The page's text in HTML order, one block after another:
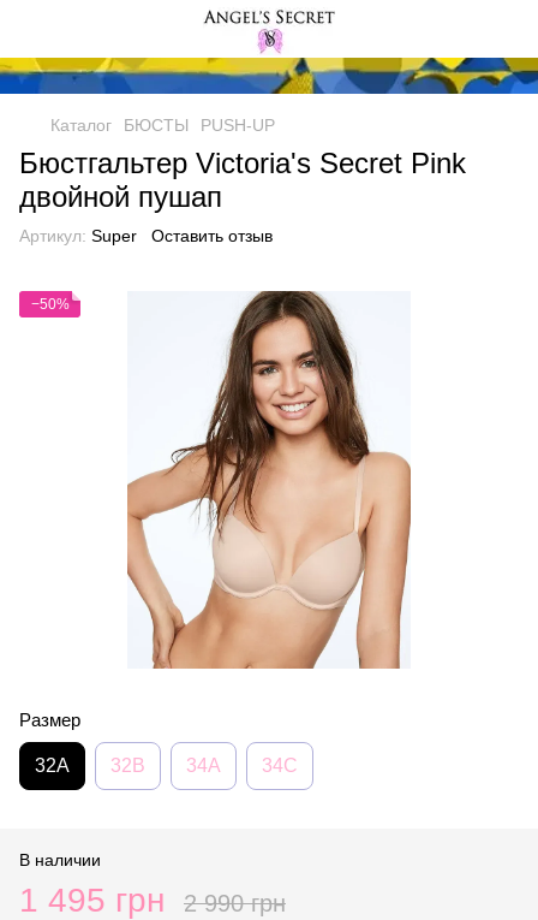
Каталог БЮСТЫ PUSH-UP
Бюстгальтер Victoria's Secret Pink
двойной пушап
Артикул: Super Оставить отзыв
−50%
Размер
32A 32B 34A 34C
В наличии
1 495 грн 2 990 грн